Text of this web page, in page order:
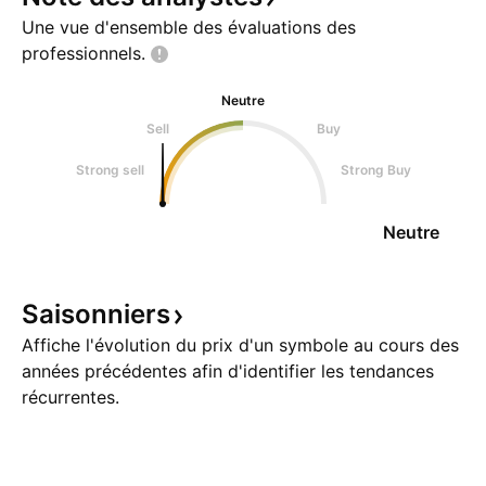
Une vue d'ensemble des évaluations des
professionnels.
Neutre
Sell
Buy
Strong sell Strong Buy
Neutre
Saisonniers
Affiche l'évolution du prix d'un symbole au cours des
années précédentes afin d'identifier les tendances
récurrentes.